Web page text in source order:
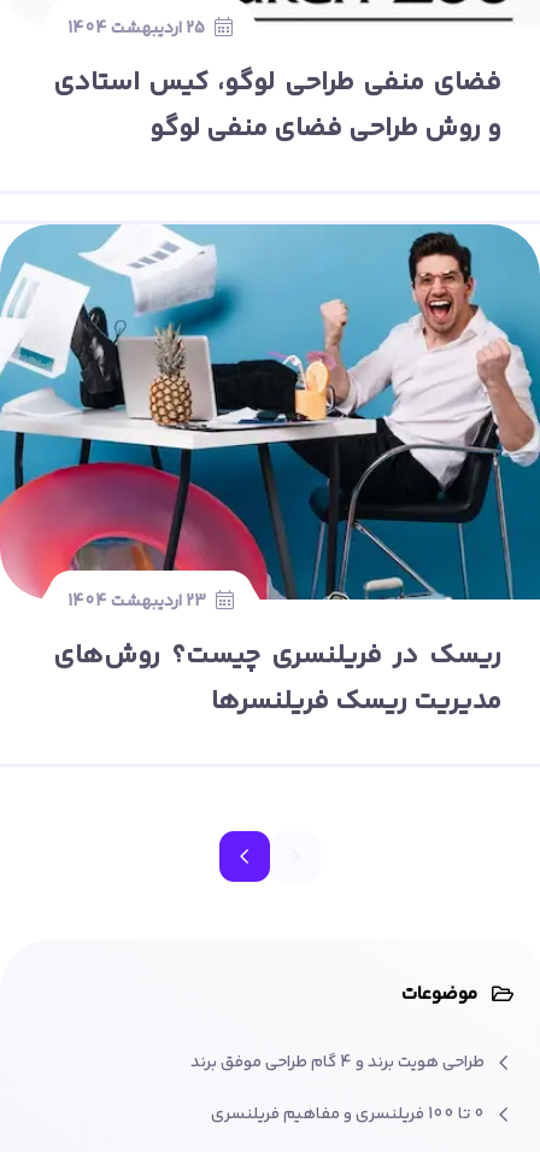
25 اردیبهشت 1404
فضای منفی طراحی لوگو، کیس استادی
و روش طراحی فضای منفی لوگو
23 اردیبهشت 1404
ریسک در فریلنسری چیست؟ روش‌های
مدیریت ریسک فریلنسرها
موضوعات
طراحی هویت برند و 4 گام طراحی موفق برند
0 تا 100 فریلنسری و مفاهیم فریلنسری